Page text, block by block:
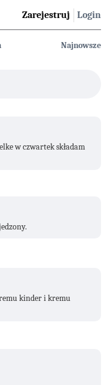
Login
Zarejestruj
Najnowsze
w czwartek składam
kinder i kremu